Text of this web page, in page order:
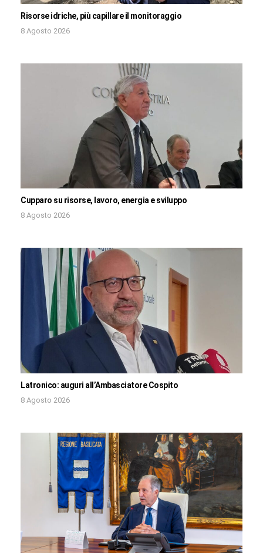
Risorse idriche, più capillare il monitoraggio
8 Agosto 2026
Cupparo su risorse, lavoro, energia e sviluppo
8 Agosto 2026
Latronico: auguri all’Ambasciatore Cospito
8 Agosto 2026